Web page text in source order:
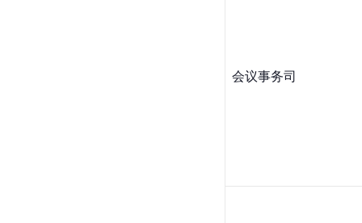
会议事务司